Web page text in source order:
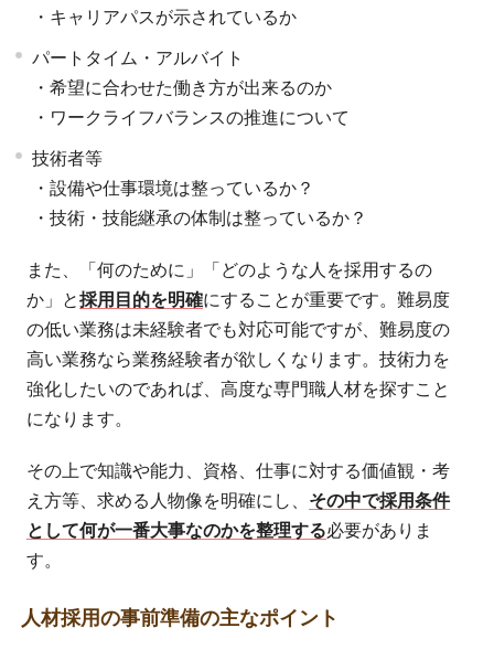
・キャリアパスが示されているか
パートタイム・アルバイト
・希望に合わせた働き方が出来るのか
・ワークライフバランスの推進について
技術者等
・設備や仕事環境は整っているか？
・技術・技能継承の体制は整っているか？
また、「何のために」「どのような人を採用するの
か」と採用目的を明確にすることが重要です。難易度
の低い業務は未経験者でも対応可能ですが、難易度の
高い業務なら業務経験者が欲しくなります。技術力を
強化したいのであれば、高度な専門職人材を探すこと
になります。
その上で知識や能力、資格、仕事に対する価値観・考
え方等、求める人物像を明確にし、 その中で採用条件
として何が一番大事なのかを整理する必要がありま
す。
人材採用の事前準備の主なポイント